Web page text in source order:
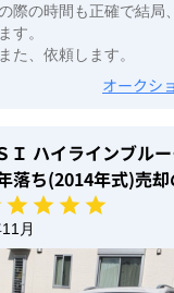
際の時間も正確で結局
す。
た、依頼します。
オークシ
Ｉ ハイラインブル
落ち(2014年式)売
月